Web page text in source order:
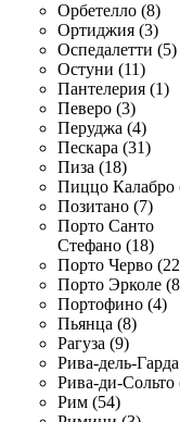
Орбетелло (8)
Ортиджия (3)
Оспедалетти (5)
Остуни (11)
Пантелерия (1)
Певеро (3)
Перуджа (4)
Пескара (31)
Пиза (18)
Пиццо Калабро
Позитано (7)
Порто Санто
Стефано (18)
Порто Черво
Порто Эрколе
Портофино (4)
Пьянца (8)
Рагуза (9)
Рива-дель-
Рива-ди-Сольто
Рим (54)